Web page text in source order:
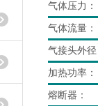
气体压力：
气体流量：
气接头外
加热功率：
熔断器：